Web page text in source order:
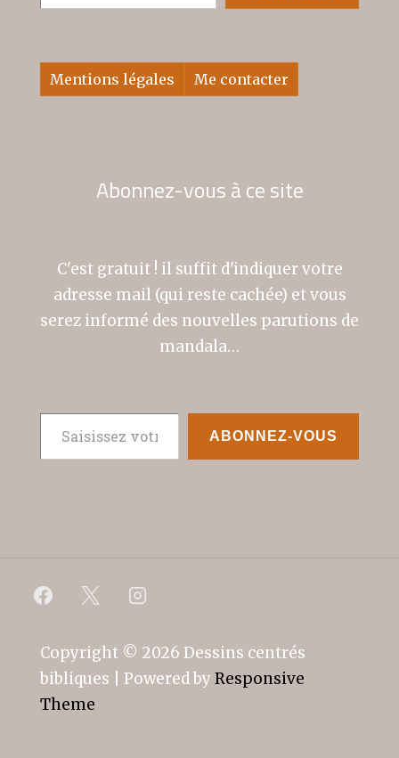
Mentions légales Me contacter
Abonnez-vous à ce site
C'est gratuit ! il suffit d'indiquer votre
adresse mail (qui reste cachée) et vous
serez informé des nouvelles parutions de
mandala…
Saisissez votre adresse e-mail…
ABONNEZ-VOUS
Copyright © 2026 Dessins centrés
bibliques
| Powered by Responsive
Theme